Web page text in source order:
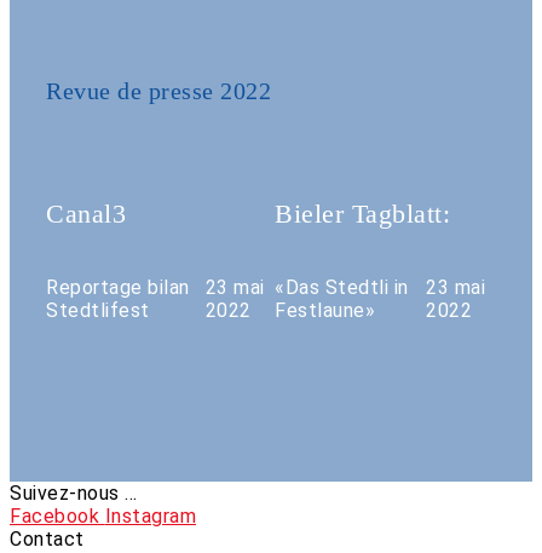
Revue de presse 2022
Canal3
Reportage bilan
Stedtlifest
23 mai
2022
Bieler Tagblatt:
«Das Stedtli in
Festlaune»
23 mai
2022
Suivez-nous ...
Facebook Instagram
Contact